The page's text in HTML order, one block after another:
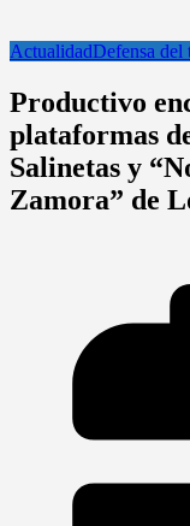
ActualidadDefensa del
Productivo
plataformas
Salinetas y
Zamora” de